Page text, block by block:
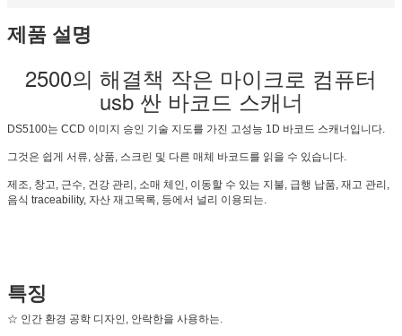
제품 설명
2500의 해결책 작은 마이크로 컴퓨터
usb 싼 바코드 스캐너
DS5100는 CCD 이미지 승인 기술 지도를 가진 고성능 1D 바코드 스캐너입니다.
그것은 쉽게 서류, 상품, 스크린 및 다른 매체 바코드를 읽을 수 있습니다.
제조, 창고, 근수, 건강 관리, 소매 체인, 이동할 수 있는 지불, 급행 납품, 재고 관리,
음식 traceability, 자산 재고목록, 등에서 널리 이용되는.
특징
☆ 인간 환경 공학 디자인, 안락한을 사용하는.